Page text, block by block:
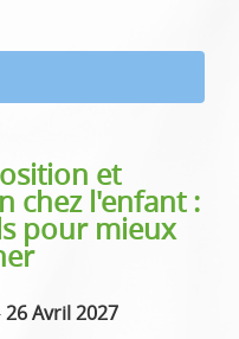
et
chez l'enfant :
pour mieux
26 Avril 2027